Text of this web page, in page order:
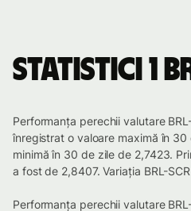
Statistici 1
Performanța perechii valutare
înregistrat o valoare maximă în
minimă în 30 de zile de 2,7423.
a fost de 2,8407. Variația BRL-
Performanța perechii valutare